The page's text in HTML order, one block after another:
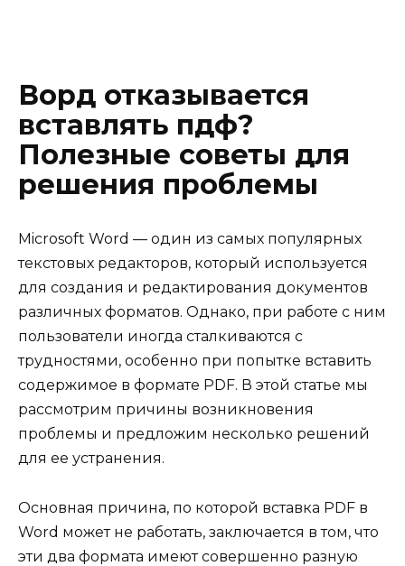
Ворд отказывается
вставлять пдф?
Полезные советы для
решения проблемы
Microsoft Word — один из самых популярных
текстовых редакторов, который используется
для создания и редактирования документов
различных форматов. Однако, при работе с ним
пользователи иногда сталкиваются с
трудностями, особенно при попытке вставить
содержимое в формате PDF. В этой статье мы
рассмотрим причины возникновения
проблемы и предложим несколько решений
для ее устранения.
Основная причина, по которой вставка PDF в
Word может не работать, заключается в том, что
эти два формата имеют совершенно разную